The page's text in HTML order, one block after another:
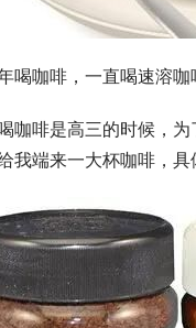
喝咖啡，一直喝速溶咖
咖啡是高三的时候，
我端来一大杯咖啡，